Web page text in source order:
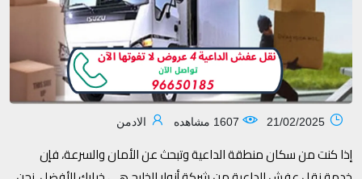
الادمن
إذا كنت من سكان منطقة الداعية وتبحث عن الأمان والسرعة، فإن